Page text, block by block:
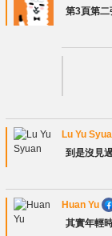
第3頁第
Lu Yu
到是沒見
Huan Yu
其實年輕